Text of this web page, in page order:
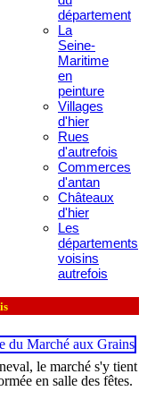
département
La
Seine-
Maritime
en
peinture
Villages
d'hier
Rues
d'autrefois
Commerces
d'antan
Châteaux
d'hier
Les
départements
voisins
autrefois
le marché s'y tient
en salle des fêtes.